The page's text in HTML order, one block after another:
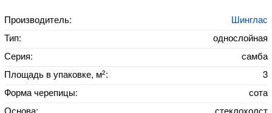
Производитель:
Шинглас
Тип:
однослойная
Серия:
самба
Площадь в упаковке, м2:
3
Форма черепицы:
сота